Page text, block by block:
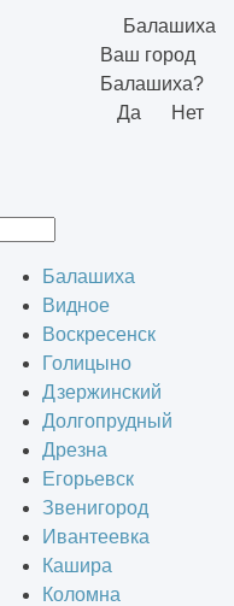
Балашиха
Ваш город
Балашиха?
Да
Нет
Балашиха
Видное
Воскресенск
Голицыно
Дзержинский
Долгопрудный
Дрезна
Егорьевск
Звенигород
Ивантеевка
Кашира
Коломна